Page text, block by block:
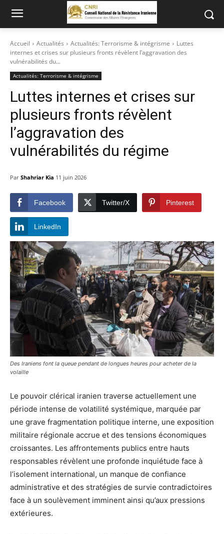
Accueil Actualités Actualités: Terrorisme & intégrisme
Luttes
internes et crises sur plusieurs fronts révèlent l’aggravation des
vulnérabilités du...
Actualités: Terrorisme & intégrisme
Luttes internes et crises sur
plusieurs fronts révèlent
l’aggravation des
vulnérabilités du régime
Par Shahriar Kia 11 juin 2026
Facebook Twitter/X Pinterest
LinkedIn
Des Iraniens font la queue pendant de longues heures pour acheter de la
volaille
Le pouvoir clérical iranien traverse actuellement une
période intense de volatilité systémique, marquée par
une grave fragmentation politique interne, une exposition
militaire régionale accrue et des tensions économiques
croissantes. Les affrontements publics entre hauts
responsables révèlent une profonde inquiétude face à
l’isolement international, un manque de confiance
administrative et des stratégies de survie contradictoires
face à un soulèvement imminent ainsi qu’aux pressions
extérieures.